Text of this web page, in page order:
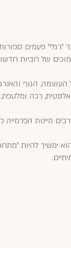
"רגלי" פעמים
של חביות
הגוף
רכה
מיינות הפרמייה
ימשיך להיות